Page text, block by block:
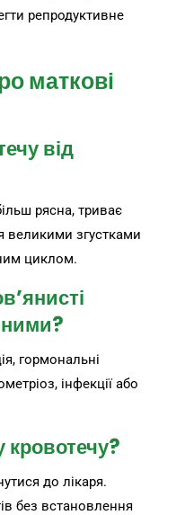
репродуктивне
маткові
від
рясна, триває
великими згустками
циклом.
гормональні
інфекції або
кровотечу?
до лікаря.
без встановлення